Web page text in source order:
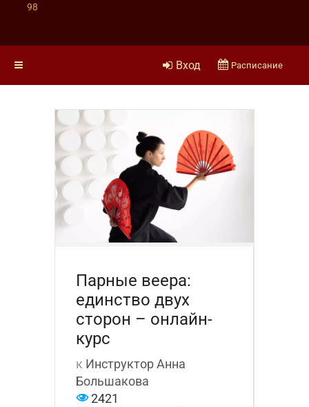
98
Вход Расписание
Парные веера:
единство двух
сторон – онлайн-
курс
к Инструктор Анна
Большакова
2421